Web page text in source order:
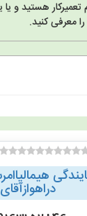
هستید و
معرفی کنید.